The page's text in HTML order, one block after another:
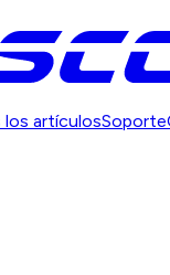
los artículosSoporte